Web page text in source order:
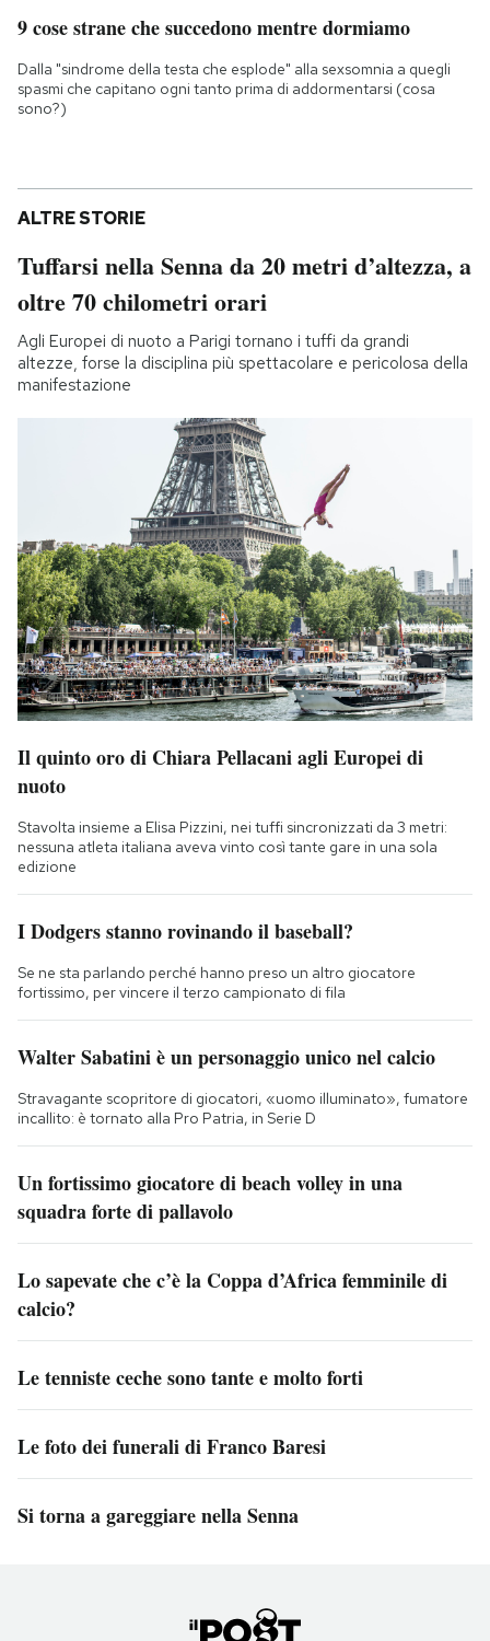
9 cose strane che succedono mentre dormiamo
Dalla "sindrome della testa che esplode" alla sexsomnia a quegli
spasmi che capitano ogni tanto prima di addormentarsi (cosa
sono?)
ALTRE STORIE
Tuffarsi nella Senna da 20 metri d’altezza, a
oltre 70 chilometri orari
Agli Europei di nuoto a Parigi tornano i tuffi da grandi
altezze, forse la disciplina più spettacolare e pericolosa della
manifestazione
Il quinto oro di Chiara Pellacani agli Europei di
nuoto
Stavolta insieme a Elisa Pizzini, nei tuffi sincronizzati da 3 metri:
nessuna atleta italiana aveva vinto così tante gare in una sola
edizione
I Dodgers stanno rovinando il baseball?
Se ne sta parlando perché hanno preso un altro giocatore
fortissimo, per vincere il terzo campionato di fila
Walter Sabatini è un personaggio unico nel calcio
Stravagante scopritore di giocatori, «uomo illuminato», fumatore
incallito: è tornato alla Pro Patria, in Serie D
Un fortissimo giocatore di beach volley in una
squadra forte di pallavolo
Lo sapevate che c’è la Coppa d’Africa femminile di
calcio?
Le tenniste ceche sono tante e molto forti
Le foto dei funerali di Franco Baresi
Si torna a gareggiare nella Senna